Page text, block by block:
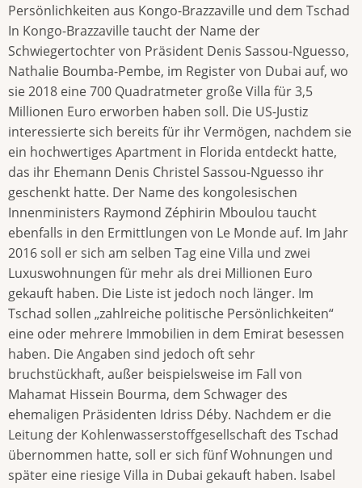
Persönlichkeiten aus Kongo-Brazzaville und dem Tschad
In Kongo-Brazzaville taucht der Name der
Schwiegertochter von Präsident Denis Sassou-Nguesso,
Nathalie Boumba-Pembe, im Register von Dubai auf, wo
sie 2018 eine 700 Quadratmeter große Villa für 3,5
Millionen Euro erworben haben soll. Die US-Justiz
interessierte sich bereits für ihr Vermögen, nachdem sie
ein hochwertiges Apartment in Florida entdeckt hatte,
das ihr Ehemann Denis Christel Sassou-Nguesso ihr
geschenkt hatte. Der Name des kongolesischen
Innenministers Raymond Zéphirin Mboulou taucht
ebenfalls in den Ermittlungen von Le Monde auf. Im Jahr
2016 soll er sich am selben Tag eine Villa und zwei
Luxuswohnungen für mehr als drei Millionen Euro
gekauft haben. Die Liste ist jedoch noch länger. Im
Tschad sollen „zahlreiche politische Persönlichkeiten“
eine oder mehrere Immobilien in dem Emirat besessen
haben. Die Angaben sind jedoch oft sehr
bruchstückhaft, außer beispielsweise im Fall von
Mahamat Hissein Bourma, dem Schwager des
ehemaligen Präsidenten Idriss Déby. Nachdem er die
Leitung der Kohlenwasserstoffgesellschaft des Tschad
übernommen hatte, soll er sich fünf Wohnungen und
später eine riesige Villa in Dubai gekauft haben. Isabel